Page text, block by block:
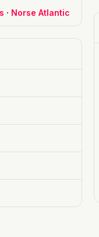
· Norse Atlantic